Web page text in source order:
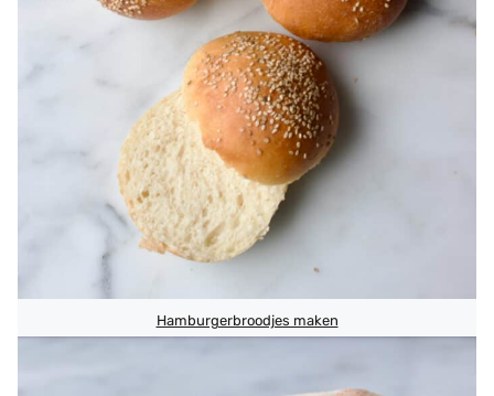
Hamburgerbroodjes maken